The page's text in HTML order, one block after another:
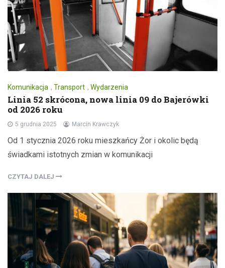
Komunikacja , Transport , Wydarzenia
Linia 52 skrócona, nowa linia 09 do Bajerówki
od 2026 roku
5 grudnia 2025 Marcin Krawczyk
Od 1 stycznia 2026 roku mieszkańcy Żor i okolic będą
świadkami istotnych zmian w komunikacji
CZYTAJ DALEJ